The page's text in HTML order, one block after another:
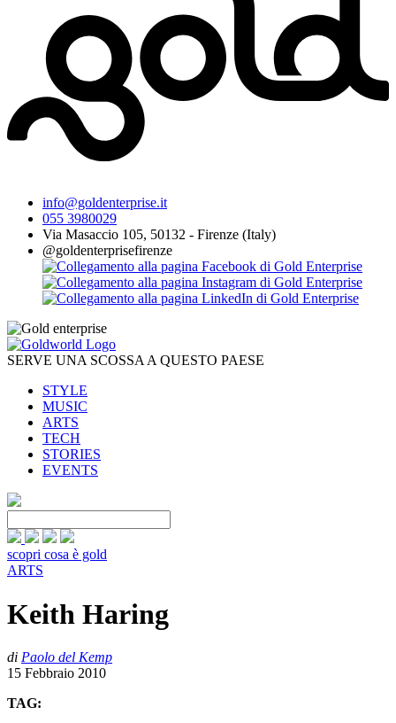
info@goldenterprise.it
055 3980029
Via Masaccio 105, 50132 - Firenze (Italy)
@goldenterprisefirenze
SERVE UNA SCOSSA A QUESTO PAESE
STYLE
MUSIC
ARTS
TECH
STORIES
EVENTS
scopri cosa è gold
ARTS
Keith Haring
di Paolo del Kemp
15 Febbraio 2010
TAG: